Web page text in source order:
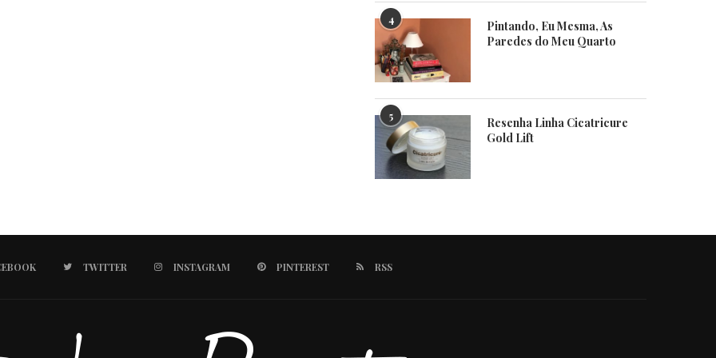
4
Pintando, Eu Mesma, As
Paredes do Meu Quarto
5
Resenha Linha Cicatricure
Gold Lift
TWITTER INSTAGRAM PINTEREST RSS